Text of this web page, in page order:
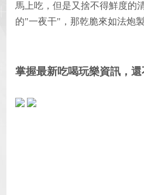
馬上吃，但是又捨不得鮮度的
的"一夜干"，那乾脆來如法炮製
掌握最新吃喝玩樂資訊，